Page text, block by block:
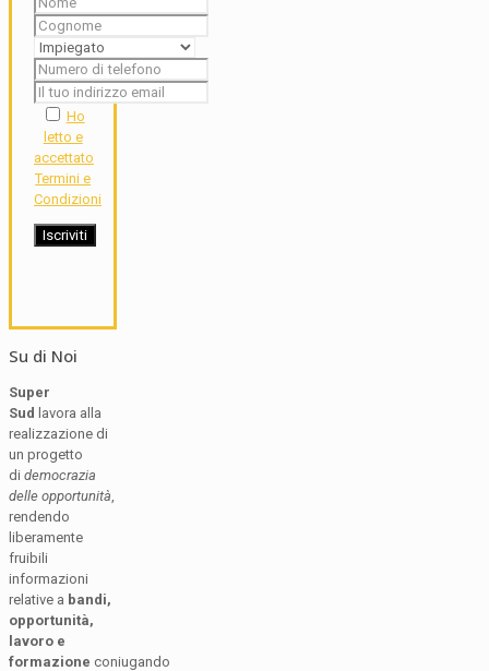
Ho
letto e
accettato
Termini e
Condizioni
Su di Noi
Super
Sud lavora alla
realizzazione di
un progetto
di democrazia
delle opportunità
rendendo
liberamente
fruibili
informazioni
relative a bandi,
opportunità,
lavoro e
formazione coniugando